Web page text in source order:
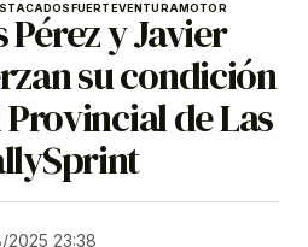
FUERTEVENTURAMOTOR
y Javier
su condición
de Las
2025 23:38